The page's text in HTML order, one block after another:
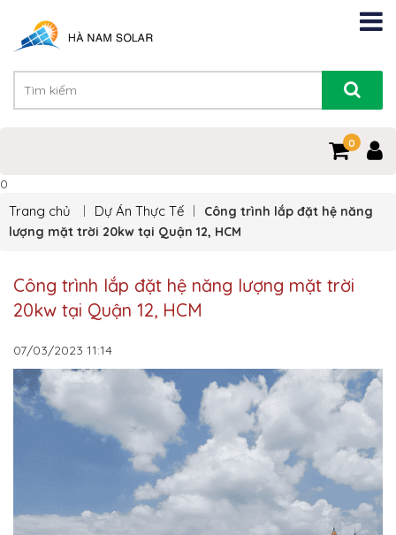
0
0
Trang chủ Dự Án Thực Tế
Công trình lắp đặt hệ năng
lượng mặt trời 20kw tại Quận 12, HCM
Công trình lắp đặt hệ năng lượng mặt trời
20kw tại Quận 12, HCM
07/03/2023 11:14